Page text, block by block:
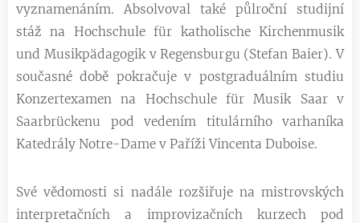
vyznamenáním. Absolvoval také půlroční studijní
stáž na Hochschule für katholische Kirchenmusik
und Musikpädagogik v Regensburgu (Stefan Baier). V
současné době pokračuje v postgraduálním studiu
Konzertexamen na Hochschule für Musik Saar v
Saarbrückenu pod vedením titulárního varhaníka
Katedrály Notre-Dame v Paříži Vincenta Duboise.
Své vědomosti si nadále rozšiřuje na mistrovských
interpretačních a improvizačních kurzech pod